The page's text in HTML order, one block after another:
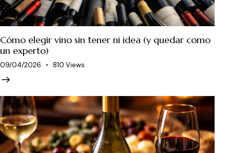
Cómo elegir vino sin tener ni idea (y quedar como
un experto)
09/04/2026 810 Views